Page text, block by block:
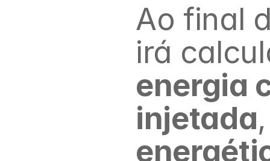
Ao final
irá
energia
injetada